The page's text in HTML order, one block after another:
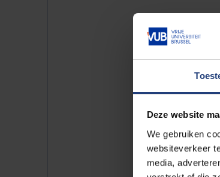
Deze website
We gebruiken
websiteverkeer
media,
succes. De
alumni te
jaar lang rector
Voor iedereen